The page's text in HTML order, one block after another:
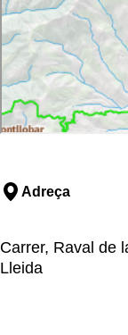
Adreça
Carrer, Raval de
Lleida